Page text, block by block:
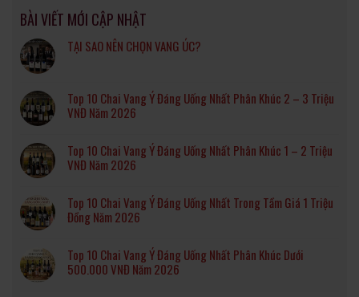
BÀI VIẾT MỚI CẬP NHẬT
TẠI SAO NÊN CHỌN VANG ÚC?
Top 10 Chai Vang Ý Đáng Uống Nhất Phân Khúc 2 – 3 Triệu
VNĐ Năm 2026
Top 10 Chai Vang Ý Đáng Uống Nhất Phân Khúc 1 – 2 Triệu
VNĐ Năm 2026
Top 10 Chai Vang Ý Đáng Uống Nhất Trong Tầm Giá 1 Triệu
Đồng Năm 2026
Top 10 Chai Vang Ý Đáng Uống Nhất Phân Khúc Dưới
500.000 VNĐ Năm 2026